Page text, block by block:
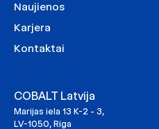
Naujienos
Karjera
Kontaktai
COBALT Latvija
Marijas iela 13 K-2 - 3,
LV-1050, Riga